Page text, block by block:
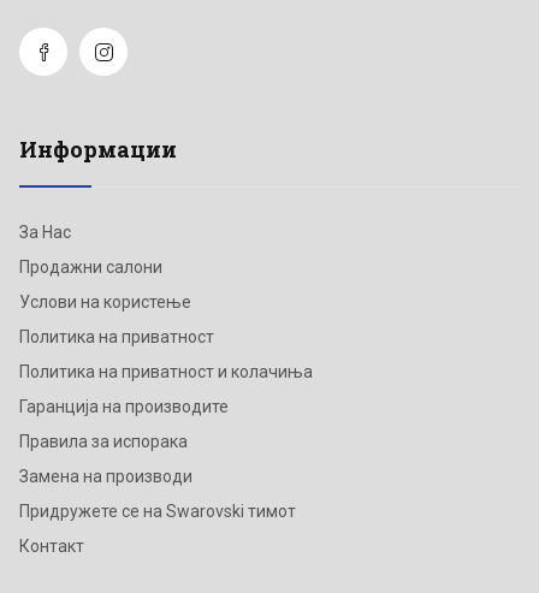
Информации
За Нас
Продажни салони
Услови на користење
Политика на приватност
Политика на приватност и колачиња
Гаранција на производите
Правила за испорака
Замена на производи
Придружете се на Swarovski тимот
Контакт